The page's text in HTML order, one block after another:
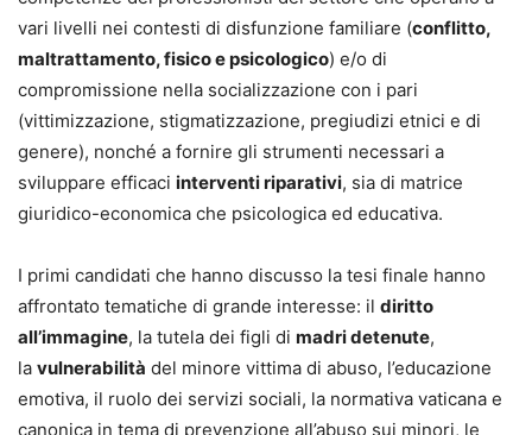
vari livelli nei contesti di disfunzione familiare (conflitto,
maltrattamento, fisico e psicologico) e/o di
compromissione nella socializzazione con i pari
(vittimizzazione, stigmatizzazione, pregiudizi etnici e di
genere), nonché a fornire gli strumenti necessari a
sviluppare efficaci interventi riparativi, sia di matrice
giuridico-economica che psicologica ed educativa.
I primi candidati che hanno discusso la tesi finale hanno
affrontato tematiche di grande interesse: il diritto
all’immagine, la tutela dei figli di madri detenute,
la vulnerabilità del minore vittima di abuso, l’educazione
emotiva, il ruolo dei servizi sociali, la normativa vaticana e
canonica in tema di prevenzione all’abuso sui minori, le